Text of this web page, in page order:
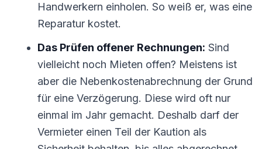
Handwerkern einholen. So weiß er, was eine
Reparatur kostet.
Das Prüfen offener Rechnungen: Sind
vielleicht noch Mieten offen? Meistens ist
aber die Nebenkostenabrechnung der Grund
für eine Verzögerung. Diese wird oft nur
einmal im Jahr gemacht. Deshalb darf der
Vermieter einen Teil der Kaution als